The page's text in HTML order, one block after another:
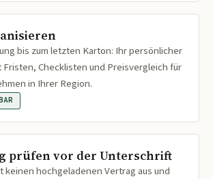
bis zum letzten Karton: Ihr persönlicher
Fristen, Checklisten und Preisvergleich für
in Ihrer Region.
prüfen vor der Unterschrift
keinen hochgeladenen Vertrag aus und